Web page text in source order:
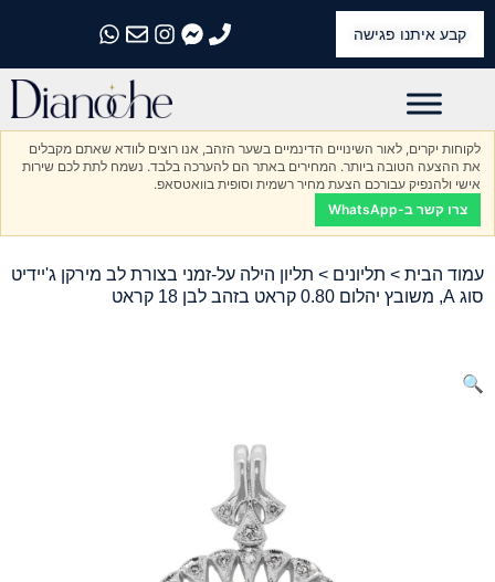
קבע איתנו פגישה
התקשרו אלינו
התקשרו אלינו
התקשרו אלינו
התקשרו אלינו
התקשרו אלינו
לקוחות יקרים, לאור השינויים הדינמיים בשער הזהב, אנו רוצים לוודא שאתם מקבלים
את ההצעה הטובה ביותר. המחירים באתר הם להערכה בלבד. נשמח לתת לכם שירות
אישי ולהנפיק עבורכם הצעת מחיר רשמית וסופית בוואטסאפ.
צרו קשר ב-WhatsApp
עמוד הבית > תליונים > תליון הילה על-זמני בצורת לב מירקן ג'יידיט
סוג A, משובץ יהלום 0.80 קראט בזהב לבן 18 קראט
🔍